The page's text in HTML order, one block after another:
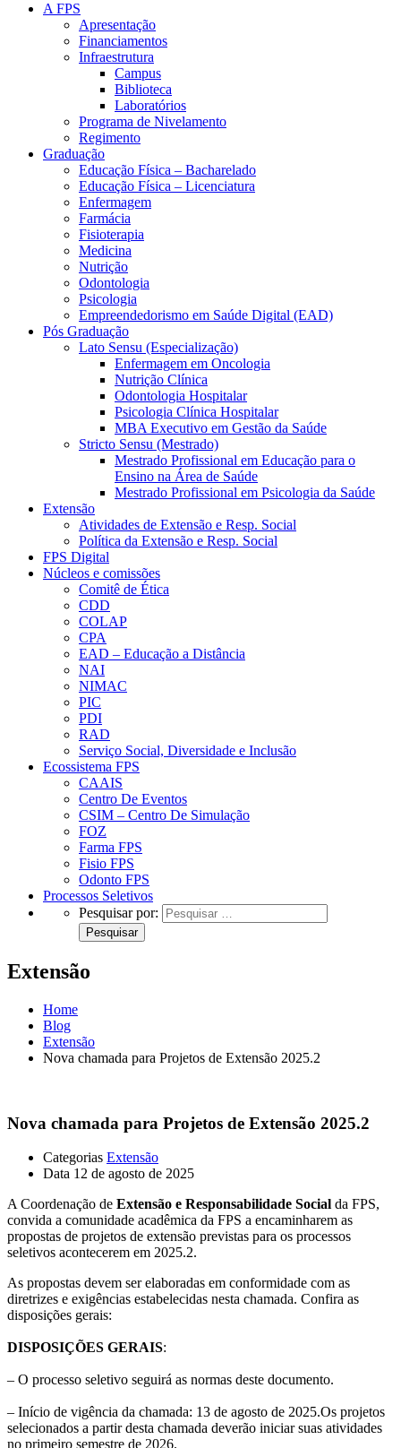
A FPS
Apresentação
Financiamentos
Infraestrutura
Campus
Biblioteca
Laboratórios
Programa de Nivelamento
Regimento
Graduação
Educação Física – Bacharelado
Educação Física – Licenciatura
Enfermagem
Farmácia
Fisioterapia
Medicina
Nutrição
Odontologia
Psicologia
Empreendedorismo em Saúde Digital (EAD)
Pós Graduação
Lato Sensu (Especialização)
Enfermagem em Oncologia
Nutrição Clínica
Odontologia Hospitalar
Psicologia Clínica Hospitalar
MBA Executivo em Gestão da Saúde
Stricto Sensu (Mestrado)
Mestrado Profissional em Educação para o
Ensino na Área de Saúde
Mestrado Profissional em Psicologia da Saúde
Extensão
Atividades de Extensão e Resp. Social
Política da Extensão e Resp. Social
FPS Digital
Núcleos e comissões
Comitê de Ética
CDD
COLAP
CPA
EAD – Educação a Distância
NAI
NIMAC
PIC
PDI
RAD
Serviço Social, Diversidade e Inclusão
Ecossistema FPS
CAAIS
Centro De Eventos
CSIM – Centro De Simulação
FOZ
Farma FPS
Fisio FPS
Odonto FPS
Processos Seletivos
Pesquisar por:
Extensão
Home
Blog
Extensão
Nova chamada para Projetos de Extensão 2025.2
Nova chamada para Projetos de Extensão 2025.2
Categorias Extensão
Data 12 de agosto de 2025
A Coordenação de Extensão e Responsabilidade Social da FPS,
convida a comunidade acadêmica da FPS a encaminharem as
propostas de projetos de extensão previstas para os processos
seletivos acontecerem em 2025.2.
As propostas devem ser elaboradas em conformidade com as
diretrizes e exigências estabelecidas nesta chamada. Confira as
disposições gerais:
DISPOSIÇÕES GERAIS:
– O processo seletivo seguirá as normas deste documento.
– Início de vigência da chamada: 13 de agosto de 2025.Os projetos
selecionados a partir desta chamada deverão iniciar suas atividades
no primeiro semestre de 2026.